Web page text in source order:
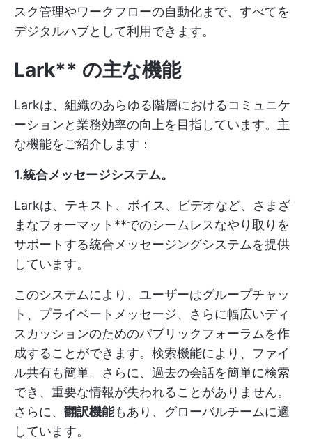
スク管理やワークフローの自動化まで、すべてを
デジタルハブとして利用できます。
Lark** の主な機能
Larkは、組織のあらゆる階層におけるコミュニケ
ーションと業務効率の向上を目指しています。主
な機能をご紹介します：
1.統合メッセージシステム。
Larkは、テキスト、ボイス、ビデオなど、さまざ
まなフォーマット**でのシームレスなやり取りを
サポートする統合メッセージングシステムを提供
しています。
このシステムにより、ユーザーはグループチャッ
ト、プライベートメッセージ、さらに幅広いディ
スカッションのためのパブリックフォーラムを作
成することができます。検索機能により、ファイ
ル共有も簡単。さらに、過去の会話を簡単に検索
でき、重要な情報が失われることがありません。
さらに、 翻訳機能もあり、グローバルチームに適
しています。